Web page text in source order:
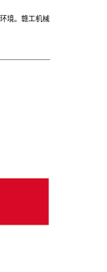
境。赣工机械